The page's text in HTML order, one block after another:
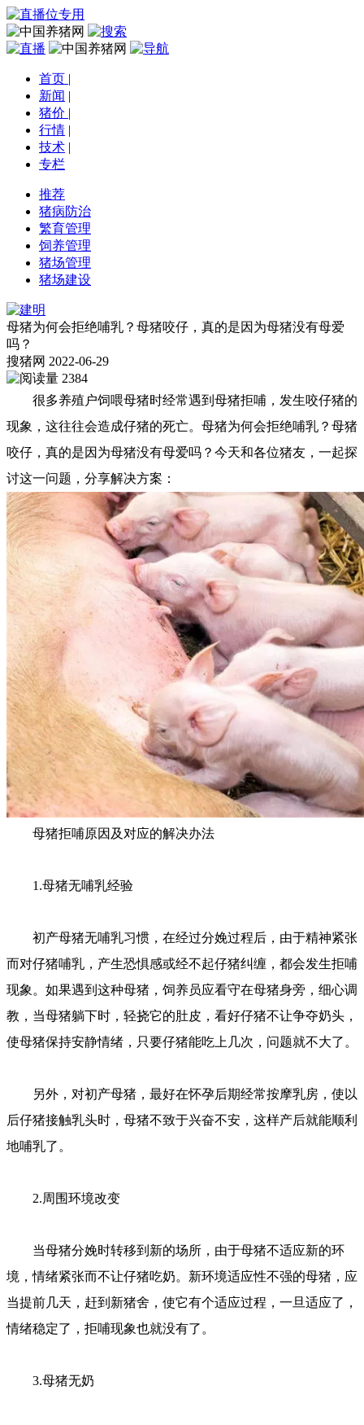
首页 |
新闻 |
猪价 |
行情 |
技术 |
专栏
推荐
猪病防治
繁育管理
饲养管理
猪场管理
猪场建设
母猪为何会拒绝哺乳？母猪咬仔，真的是因为母猪没有母爱
吗？
搜猪网 2022-06-29
2384
很多养殖户饲喂母猪时经常遇到母猪拒哺，发生咬仔猪的
现象，这往往会造成仔猪的死亡。母猪为何会拒绝哺乳？母猪
咬仔，真的是因为母猪没有母爱吗？今天和各位猪友，一起探
讨这一问题，分享解决方案：
母猪拒哺原因及对应的解决办法
1.母猪无哺乳经验
初产母猪无哺乳习惯，在经过分娩过程后，由于精神紧张
而对仔猪哺乳，产生恐惧感或经不起仔猪纠缠，都会发生拒哺
现象。如果遇到这种母猪，饲养员应看守在母猪身旁，细心调
教，当母猪躺下时，轻挠它的肚皮，看好仔猪不让争夺奶头，
使母猪保持安静情绪，只要仔猪能吃上几次，问题就不大了。
另外，对初产母猪，最好在怀孕后期经常按摩乳房，使以
后仔猪接触乳头时，母猪不致于兴奋不安，这样产后就能顺利
地哺乳了。
2.周围环境改变
当母猪分娩时转移到新的场所，由于母猪不适应新的环
境，情绪紧张而不让仔猪吃奶。新环境适应性不强的母猪，应
当提前几天，赶到新猪舍，使它有个适应过程，一旦适应了，
情绪稳定了，拒哺现象也就没有了。
3.母猪无奶